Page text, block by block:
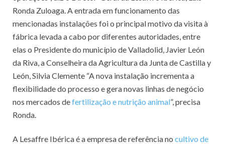
Ronda Zuloaga. A entrada em funcionamento das
mencionadas instalações foi o principal motivo da visita à
fábrica levada a cabo por diferentes autoridades, entre
elas o Presidente do município de Valladolid, Javier León
da Riva, a Conselheira da Agricultura da Junta de Castilla y
León, Silvia Clemente “A nova instalação incrementa a
flexibilidade do processo e gera novas linhas de negócio
nos mercados defertilização e nutrição animal”, precisa
Ronda.
A Lesaffre Ibérica é a empresa de referência no cultivo de